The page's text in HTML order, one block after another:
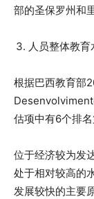
部的圣保罗州和
人员整体教育
根据巴西教育部
估项中有6个排名
位于经济较为发
处于相对较高的
发展较快的主要